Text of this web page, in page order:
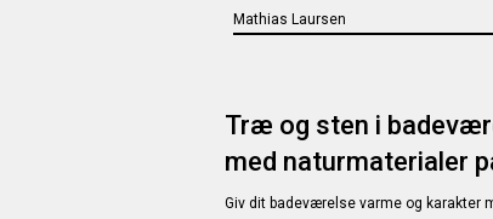
Mathias Laursen
Træ og sten i
med naturmaterialer
Giv dit badeværelse varme og karakter